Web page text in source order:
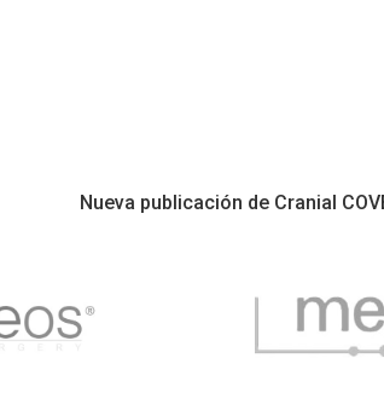
Nueva publicación de Cranial